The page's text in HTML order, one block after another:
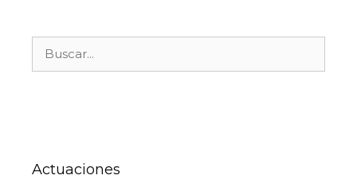
Actuaciones